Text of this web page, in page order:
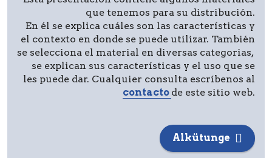
que tenemos para su distribución.
En él se explica cuáles son las características y
el contexto en donde se puede utilizar. También
se selecciona el material en diversas categorias,
se explican sus características y el uso que se
les puede dar. Cualquier consulta escríbenos al
contacto de este sitio web.
Alkütunge